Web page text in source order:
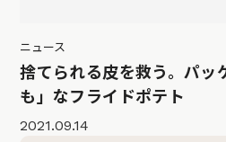
ニュース
捨てられる皮を救う。パッ
も」なフライドポテト
2021.09.14